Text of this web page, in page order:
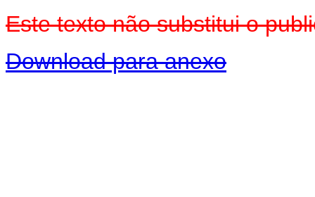
Este texto não substitui o
Download para anexo